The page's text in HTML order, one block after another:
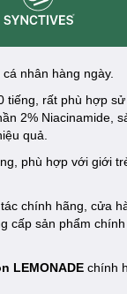
nhân hàng ngày.
tiếng, rất phù hợp
2% Niacinamide,
quả.
phù hợp với giới
chính hãng, cửa
cấp sản phẩm
LEMONADE chính